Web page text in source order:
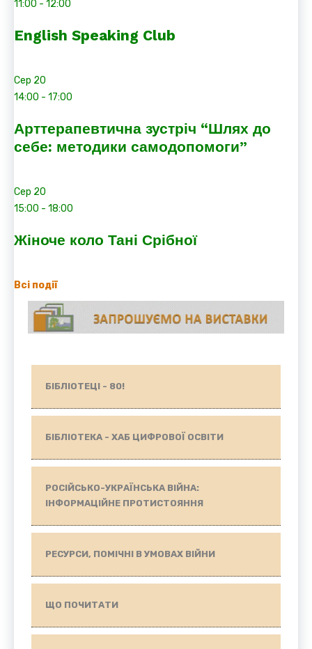
11:00 - 12:00
English Speaking Club
Сер 20
14:00 - 17:00
Арттерапевтична зустріч “Шлях до
себе: методики самодопомоги”
Сер 20
15:00 - 18:00
Жіноче коло Тані Срібної
Всі події
БІБЛІОТЕЦІ - 80!
БІБЛІОТЕКА - ХАБ ЦИФРОВОЇ ОСВІТИ
РОСІЙСЬКО-УКРАЇНСЬКА ВІЙНА:
ІНФОРМАЦІЙНЕ ПРОТИСТОЯННЯ
РЕСУРСИ, ПОМІЧНІ В УМОВАХ ВІЙНИ
ЩО ПОЧИТАТИ